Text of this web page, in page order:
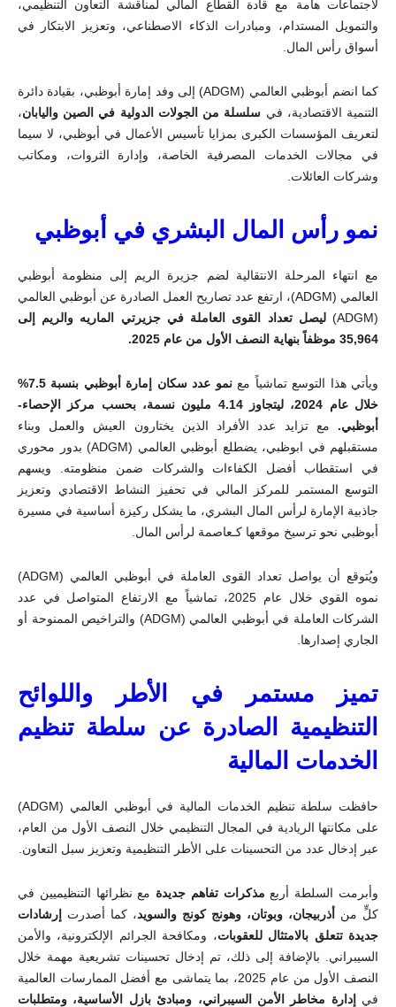
لاجتماعات هامة مع قادة القطاع المالي لمناقشة التعاون التنظيمي،
والتمويل المستدام، ومبادرات الذكاء الاصطناعي، وتعزيز الابتكار في
أسواق رأس المال
كما انضم أبوظبي العالمي (ADGM) إلى وفد إمارة أبوظبي، بقيادة دائرة
التنمية الاقتصادية، في سلسلة من الجولات الدولية في الصين واليابان،
لتعريف المؤسسات الكبرى بمزايا تأسيس الأعمال في أبوظبي، لا سيما
في مجالات الخدمات المصرفية الخاصة، وإدارة الثروات، ومكاتب
وشركات العائلات
نمو رأس المال البشري في أبوظبي
مع انتهاء المرحلة الانتقالية لضم جزيرة الريم إلى منظومة أبوظبي
العالمي (ADGM)، ارتفع عدد تصاريح العمل الصادرة عن أبوظبي العالمي
(
ADGM
)ليصل تعداد القوى العاملة في جزيرتي الماريه والريم إلى
35,964 موظفاً بنهاية النصف الأول من عام 2025
.
ويأتي هذا التوسع تماشياً مع
نمو عدد سكان إمارة أبوظبي بنسبة 7.5%
خلال عام 2024، ليتجاوز 4.14 مليون نسمة، بحسب مركز الإحصاء-
أبوظبي. مع تزايد عدد الأفراد الذين يختارون العيش والعمل وبناء
مستقبلهم في ابوظبي، يضطلع أبوظبي العالمي (ADGM) بدور محوري
في استقطاب أفضل الكفاءات والشركات ضمن منظومته. ويسهم
التوسع المستمر للمركز المالي في تحفيز النشاط الاقتصادي وتعزيز
جاذبية الإمارة لرأس المال البشري، ما يشكل ركيزة أساسية في مسيرة
أبوظبي نحو ترسيخ موقعها كـعاصمة لرأس المال.
ويُتوقع أن يواصل تعداد القوى العاملة في أبوظبي العالمي (ADGM
)
نموه القوي خلال عام 2025، تماشياً مع الارتفاع المتواصل في عدد
الشركات العاملة في أبوظبي العالمي (ADGM) والتراخيص الممنوحة أو
الجاري إصدارها
تميز مستمر في الأطر واللوائح
التنظيمية الصادرة عن سلطة تنظيم
الخدمات المالية
حافظت سلطة تنظيم الخدمات المالية في أبوظبي العالمي (ADGM
)
على مكانتها الريادية في المجال التنظيمي خلال النصف الأول من العام،
عبر إدخال عدد من التحسينات على الأطر التنظيمية وتعزيز سبل التعاون
وأبرمت السلطة أربع مذكرات تفاهم جديدة مع نظرائها التنظيميين في
كلٍّ من
أذربيجان، وبوتان، وهونج كونج والسويد، كما أصدرت
إرشادات
جديدة تتعلق بالامتثال للعقوبات، ومكافحة الجرائم الإلكترونية، والأمن
السيبراني. بالإضافة إلى ذلك، تم إدخال تحسينات تشريعية مهمة خلال
النصف الأول من عام 2025، بما يتماشى مع أفضل الممارسات العالمية
في
إدارة مخاطر الأمن السيبراني، ومبادئ بازل الأساسية، ومتطلبات